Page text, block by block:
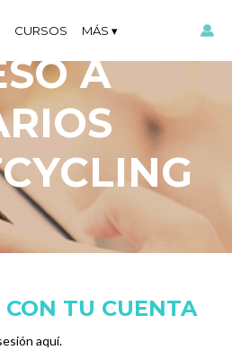
CURSOS MÁS
A
TU CUENTA
aquí.